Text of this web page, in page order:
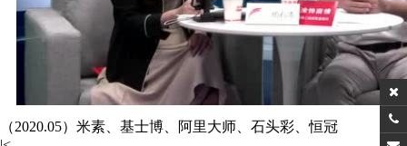
（2020.05）米素、基士博、阿里大师、石头彩、恒冠